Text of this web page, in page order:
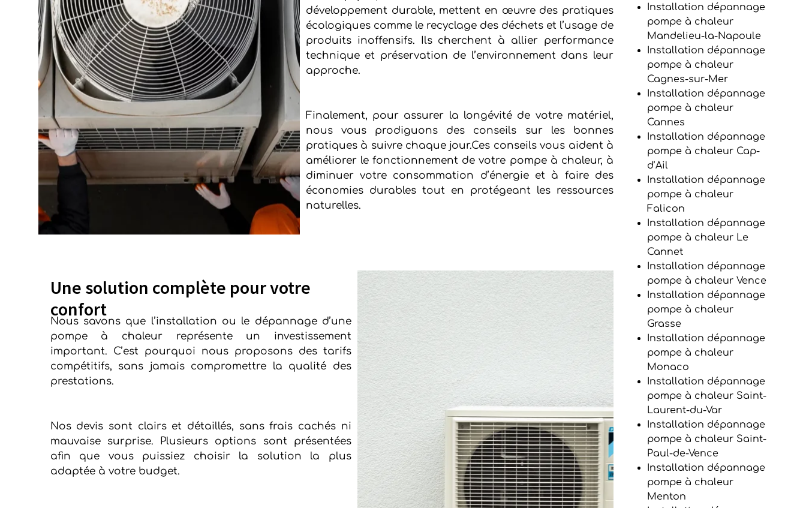
développement durable, mettent en œuvre des pratiques
écologiques comme le recyclage des déchets et l’usage de
produits inoffensifs. Ils cherchent à allier performance
technique et préservation de l’environnement dans leur
approche.
Finalement, pour assurer la longévité de votre matériel,
nous vous prodiguons des conseils sur les bonnes
pratiques à suivre chaque jour.Ces conseils vous aident à
améliorer le fonctionnement de votre pompe à chaleur, à
diminuer votre consommation d’énergie et à faire des
économies durables tout en protégeant les ressources
naturelles.
Une solution complète pour votre
confort
Nous savons que l’installation ou le dépannage d’une
pompe à chaleur représente un investissement
important. C’est pourquoi nous proposons des tarifs
compétitifs, sans jamais compromettre la qualité des
prestations.
Nos devis sont clairs et détaillés, sans frais cachés ni
mauvaise surprise. Plusieurs options sont présentées
afin que vous puissiez choisir la solution la plus
adaptée à votre budget.
Installation dépannage
pompe à chaleur
Mandelieu-la-Napoule
Installation dépannage
pompe à chaleur
Cagnes-sur-Mer
Installation dépannage
pompe à chaleur
Cannes
Installation dépannage
pompe à chaleur Cap-
d’Ail
Installation dépannage
pompe à chaleur
Falicon
Installation dépannage
pompe à chaleur Le
Cannet
Installation dépannage
pompe à chaleur Vence
Installation dépannage
pompe à chaleur
Grasse
Installation dépannage
pompe à chaleur
Monaco
Installation dépannage
pompe à chaleur Saint-
Laurent-du-Var
Installation dépannage
pompe à chaleur Saint-
Paul-de-Vence
Installation dépannage
pompe à chaleur
Menton